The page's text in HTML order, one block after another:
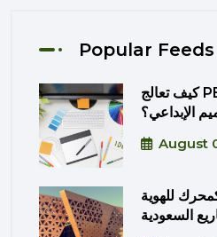
Popular Feeds
كيف تعالج PEC تحديات المواقع
الإبداعي؟
August
للهوية
السعودية